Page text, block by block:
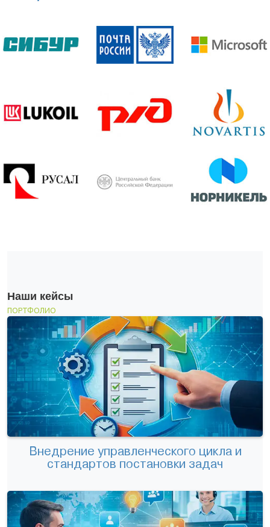
Наши кейсы
ПОРТФОЛИО
Внедрение управленческого цикла и
стандартов постановки задач